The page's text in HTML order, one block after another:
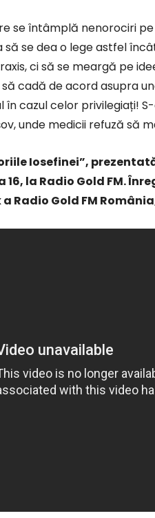
se întâmplă nenorociri
să se dea o lege astfel
ci să se meargă pe
cadă de acord asupra
în cazul celor privilegiați!
unde medicii refuză să
Iosefinei”,
16, la Radio Gold FM.
Radio Gold FM